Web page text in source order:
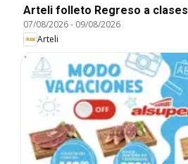
Arteli folleto Regreso a clases
07/08/2026- 09/08/2026
Arteli